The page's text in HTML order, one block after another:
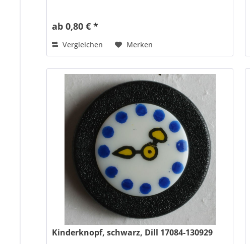
ab 0,80 € *
Vergleichen Merken
Kinderknopf, schwarz, Dill 17084-130929